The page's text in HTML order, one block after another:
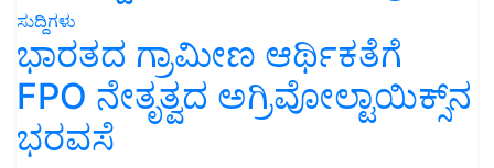
ಸುದ್ದಿಗಳು
ಭಾರತದ ಗ್ರಾಮೀಣ ಆರ್ಥಿಕತೆಗೆ
FPO ನೇತೃತ್ವದ ಅಗ್ರಿವೋಲ್ಟಾಯಿಕ್ಸ್‌ನ
ಭರವಸೆ